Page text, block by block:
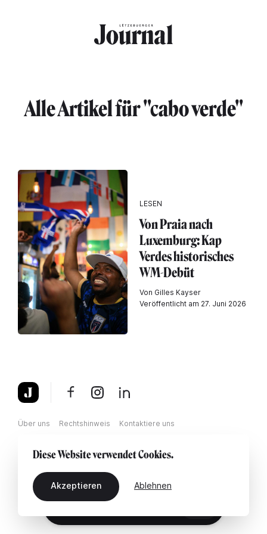
Alle Artikel für "cabo verde"
LESEN
Von Praia nach
Luxemburg: Kap
Verdes historisches
WM-Debüt
Von Gilles Kayser
Veröffentlicht am 27. Juni 2026
Über uns Rechtshinweis Kontaktiere uns
Diese Website verwendet Cookies.
Akzeptieren Ablehnen